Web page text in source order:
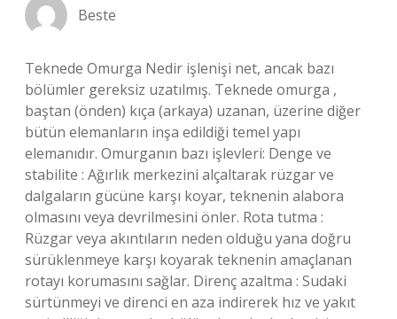
Beste
Teknede Omurga Nedir işlenişi net, ancak bazı
bölümler gereksiz uzatılmış. Teknede omurga ,
baştan (önden) kıça (arkaya) uzanan, üzerine diğer
bütün elemanların inşa edildiği temel yapı
elemanıdır. Omurganın bazı işlevleri: Denge ve
stabilite : Ağırlık merkezini alçaltarak rüzgar ve
dalgaların gücüne karşı koyar, teknenin alabora
olmasını veya devrilmesini önler. Rota tutma :
Rüzgar veya akıntıların neden olduğu yana doğru
sürüklenmeye karşı koyarak teknenin amaçlanan
rotayı korumasını sağlar. Direnç azaltma : Sudaki
sürtünmeyi ve direnci en aza indirerek hız ve yakıt